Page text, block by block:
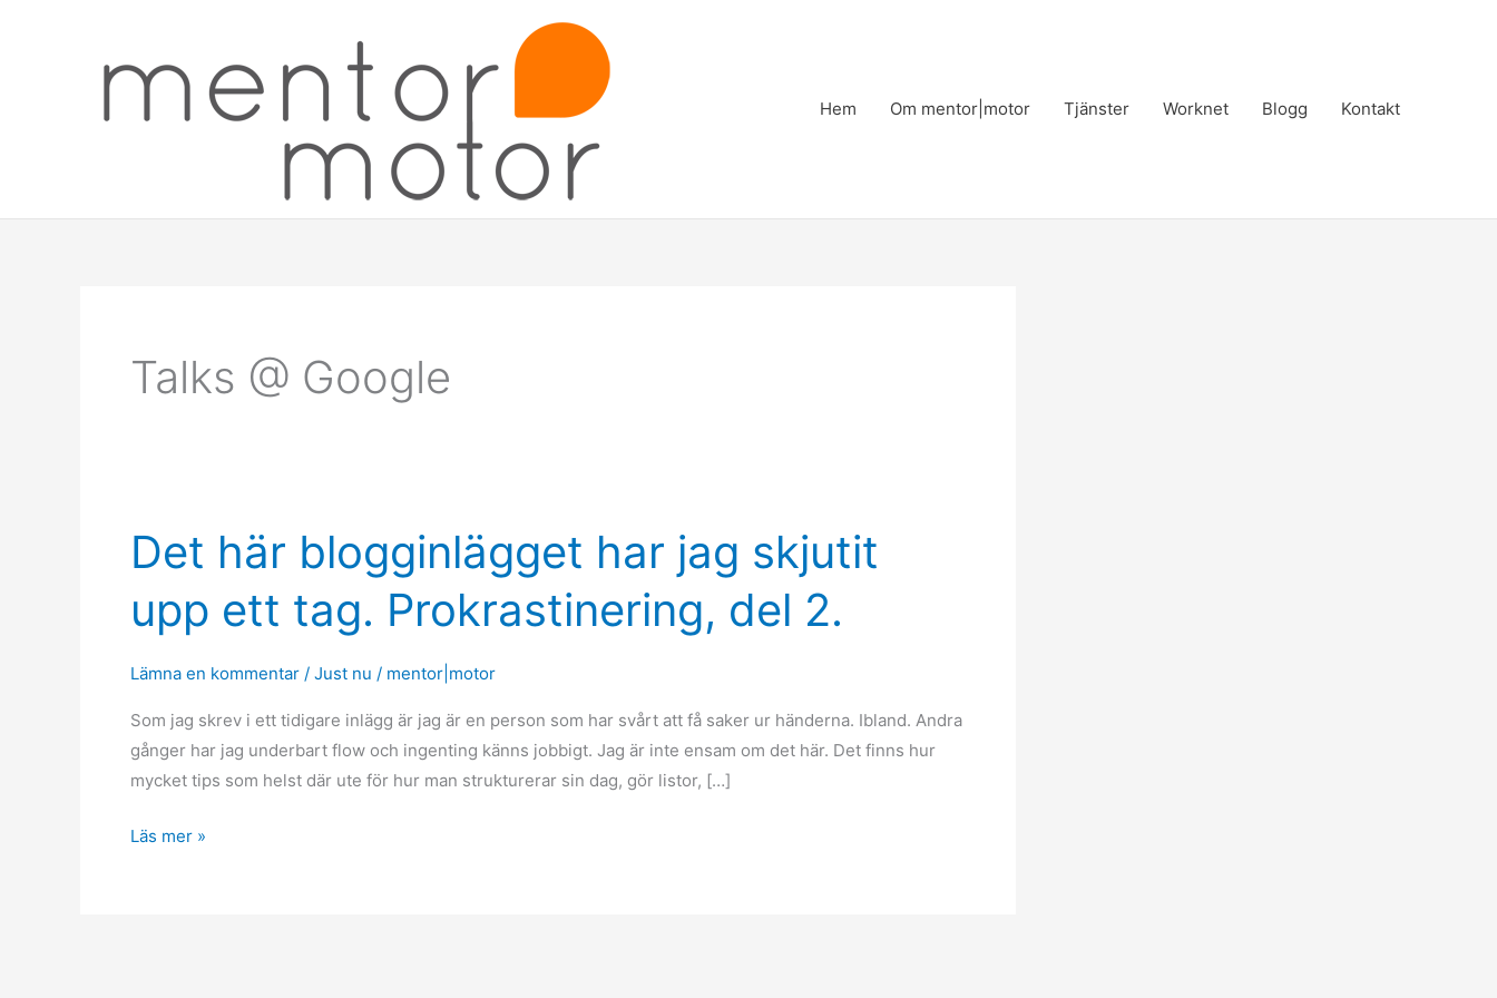
Hem
Om mentor|motor Tjänster Worknet Blogg Kontakt
Talks @ Google
Det här blogginlägget har jag skjutit
upp ett tag. Prokrastinering, del 2.
Lämna en kommentar / Just nu / mentor|motor
Som jag skrev i ett tidigare inlägg är jag är en person som har svårt att få saker ur händerna. Ibland. Andra
gånger har jag underbart flow och ingenting känns jobbigt. Jag är inte ensam om det här. Det finns hur
mycket tips som helst där ute för hur man strukturerar sin dag, gör listor, […]
Det
här
blogginlägget
har
skjutit
upp
ett
tag.
del
Läs mer »